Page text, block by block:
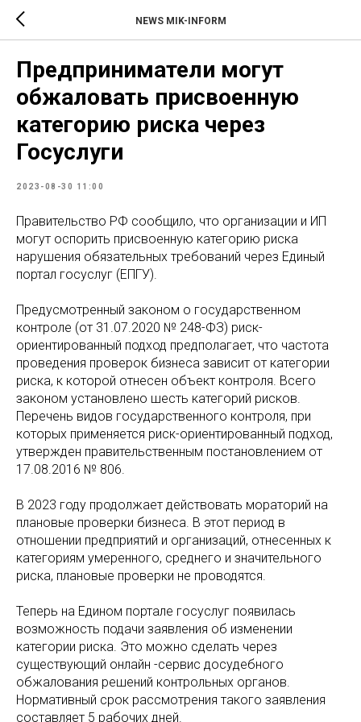
NEWS MIK-INFORM
Предприниматели могут
обжаловать присвоенную
категорию риска через
Госуслуги
2023-08-30 11:00
Правительство РФ сообщило, что организации и ИП
могут оспорить присвоенную категорию риска
нарушения обязательных требований через Единый
портал госуслуг (ЕПГУ).
Предусмотренный законом о государственном
контроле (от 31.07.2020 № 248-ФЗ) риск-
ориентированный подход предполагает, что частота
проведения проверок бизнеса зависит от категории
риска, к которой отнесен объект контроля. Всего
законом установлено шесть категорий рисков.
Перечень видов государственного контроля, при
которых применяется риск-ориентированный подход,
утвержден правительственным постановлением от
17.08.2016 № 806.
В 2023 году продолжает действовать мораторий на
плановые проверки бизнеса. В этот период в
отношении предприятий и организаций, отнесенных к
категориям умеренного, среднего и значительного
риска, плановые проверки не проводятся.
Теперь на Едином портале госуслуг появилась
возможность подачи заявления об изменении
категории риска. Это можно сделать через
существующий онлайн -сервис досудебного
обжалования решений контрольных органов.
Нормативный срок рассмотрения такого заявления
составляет 5 рабочих дней.